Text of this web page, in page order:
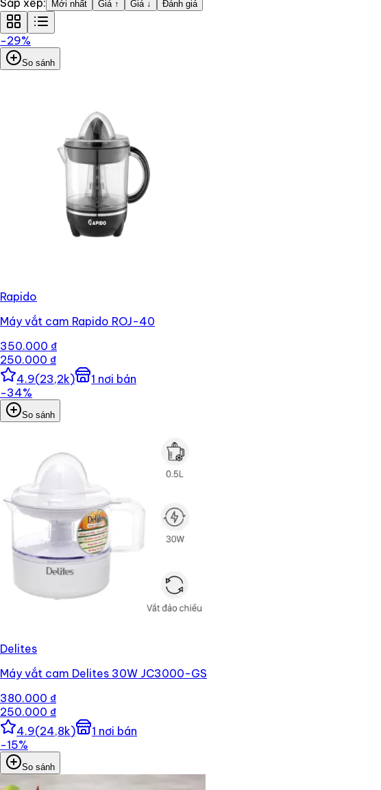
Mới nhất Giá ↑ Giá ↓ Đánh giá
−29%
So sánh
Rapido
Máy vắt cam Rapido ROJ-40
350.000 ₫
250.000 ₫
4.9(23,2k) 1 nơi bán
−34%
So sánh
Delites
Máy vắt cam Delites 30W JC3000-GS
380.000 ₫
250.000 ₫
4.9(24,8k) 1 nơi bán
−15%
So sánh